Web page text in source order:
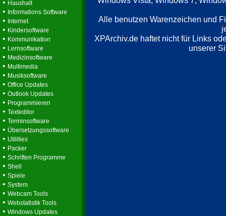
• Haushalt
• Informations Software
• Internet
• Kindersoftware
• Kommunikation
• Lernsoftware
• Medizinsoftware
• Multimedia
• Musiksoftware
• Office Updates
• Outlook Updates
• Programmieren
• Texteditor
• Terminsoftware
• Übersetzungssoftware
• Utilities
• Packer
• Schriften Programme
• Shell
• Spiele
• System
• Webcam Tools
• Webstatistik Tools
• Windows Updates
Alle benutzen Warenzeichen und
XPArchiv.de haftet nicht für Links
unserer